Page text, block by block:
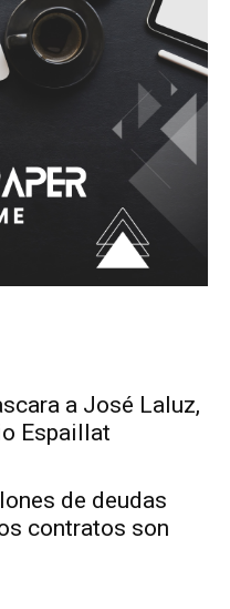
a José Laluz,
Espaillat
de deudas
contratos son